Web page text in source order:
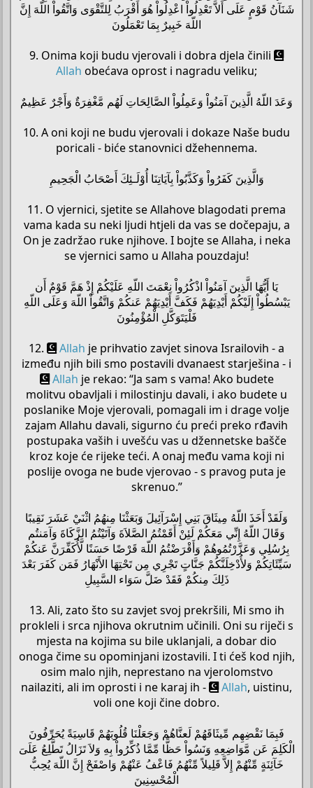
شَنَآنُ قَوْمٍ عَلَى أَلاَّ تَعْدِلُواْ اعْدِلُواْ هُوَ أَقْرَبُ لِلتَّقْوَى وَاتَّقُواْ اللّهَ إِنَّ
اللّهَ خَبِيرٌ بِمَا تَعْمَلُونَ
9. Onima koji budu vjerovali i dobra djela činili
Allah obećava oprost i nagradu veliku;
وَعَدَ اللّهُ الَّذِينَ آمَنُواْ وَعَمِلُواْ الصَّالِحَاتِ لَهُم مَّغْفِرَةٌ وَأَجْرٌ عَظِيمٌ
10. A oni koji ne budu vjerovali i dokaze Naše budu
poricali - biće stanovnici džehennema.
وَالَّذِينَ كَفَرُواْ وَكَذَّبُواْ بِآيَاتِنَا أُوْلَـئِكَ أَصْحَابُ الْجَحِيمِ
11. O vjernici, sjetite se Allahove blagodati prema
vama kada su neki ljudi htjeli da vas se dočepaju, a
On je zadržao ruke njihove. I bojte se Allaha, i neka
se vjernici samo u Allaha pouzdaju!
يَا أَيُّهَا الَّذِينَ آمَنُواْ اذْكُرُواْ نِعْمَتَ اللّهِ عَلَيْكُمْ إِذْ هَمَّ قَوْمٌ أَن
يَبْسُطُواْ إِلَيْكُمْ أَيْدِيَهُمْ فَكَفَّ أَيْدِيَهُمْ عَنكُمْ وَاتَّقُواْ اللّهَ وَعَلَى اللّهِ
فَلْيَتَوَكَّلِ الْمُؤْمِنُونَ
12.
Allah je prihvatio zavjet sinova Israilovih - a
između njih bili smo postavili dvanaest starješina - i
Allah je rekao: “Ja sam s vama! Ako budete
molitvu obavljali i milostinju davali, i ako budete u
poslanike Moje vjerovali, pomagali im i drage volje
zajam Allahu davali, sigurno ću preći preko rđavih
postupaka vaših i uvešću vas u džennetske bašče
kroz koje će rijeke teći. A onaj među vama koji ni
poslije ovoga ne bude vjerovao - s pravog puta je
skrenuo.”
وَلَقَدْ أَخَذَ اللّهُ مِيثَاقَ بَنِي إِسْرَآئِيلَ وَبَعَثْنَا مِنهُمُ اثْنَيْ عَشَرَ نَقِيبًا
وَقَالَ اللّهُ إِنِّي مَعَكُمْ لَئِنْ أَقَمْتُمُ الصَّلاَةَ وَآتَيْتُمُ الزَّكَاةَ وَآمَنتُم
بِرُسُلِي وَعَزَّرْتُمُوهُمْ وَأَقْرَضْتُمُ اللّهَ قَرْضًا حَسَنًا لَّأُكَفِّرَنَّ عَنكُمْ
سَيِّئَاتِكُمْ وَلأُدْخِلَنَّكُمْ جَنَّاتٍ تَجْرِي مِن تَحْتِهَا الأَنْهَارُ فَمَن كَفَرَ بَعْدَ
ذَلِكَ مِنكُمْ فَقَدْ ضَلَّ سَوَاء السَّبِيلِ
13. Ali, zato što su zavjet svoj prekršili, Mi smo ih
prokleli i srca njihova okrutnim učinili. Oni su riječi s
mjesta na kojima su bile uklanjali, a dobar dio
onoga čime su opominjani izostavili. I ti ćeš kod njih,
osim malo njih, neprestano na vjerolomstvo
nailaziti, ali im oprosti i ne karaj ih -
Allah, uistinu,
voli one koji čine dobro.
فَبِمَا نَقْضِهِم مِّيثَاقَهُمْ لَعنَّاهُمْ وَجَعَلْنَا قُلُوبَهُمْ قَاسِيَةً يُحَرِّفُونَ
الْكَلِمَ عَن مَّوَاضِعِهِ وَنَسُواْ حَظًّا مِّمَّا ذُكِّرُواْ بِهِ وَلاَ تَزَالُ تَطَّلِعُ عَلَىَ
خَآئِنَةٍ مِّنْهُمْ إِلاَّ قَلِيلاً مِّنْهُمُ فَاعْفُ عَنْهُمْ وَاصْفَحْ إِنَّ اللّهَ يُحِبُّ
الْمُحْسِنِينَ